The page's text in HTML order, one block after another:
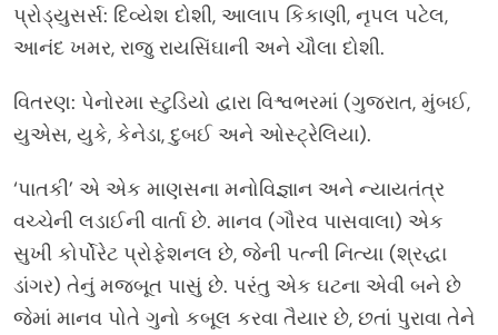
પ્રોડ્યુસર્સ: દિવ્યેશ દોશી, આલાપ કિકાણી, નૃપલ પટેલ,
આનંદ ખમર, રાજુ રાયસિંઘાની અને ચૌલા દોશી.
વિતરણ: પેનોરમા સ્ટુડિયો દ્વારા વિશ્વભરમાં (ગુજરાત, મુંબઈ,
યુએસ, યુકે, કેનેડા, દુબઈ અને ઓસ્ટ્રેલિયા).
‘પાતકી’ એ એક માણસના મનોવિજ્ઞાન અને ન્યાયતંત્ર
વચ્ચેની લડાઈની વાર્તા છે. માનવ (ગૌરવ પાસવાલા) એક
સુખી કોર્પોરેટ પ્રોફેશનલ છે, જેની પત્ની નિત્યા (શ્રદ્ધા
ડાંગર) તેનું મજબૂત પાસું છે. પરંતુ એક ઘટના એવી બને છે
જેમાં માનવ પોતે ગુનો કબૂલ કરવા તૈયાર છે, છતાં પુરાવા તેને